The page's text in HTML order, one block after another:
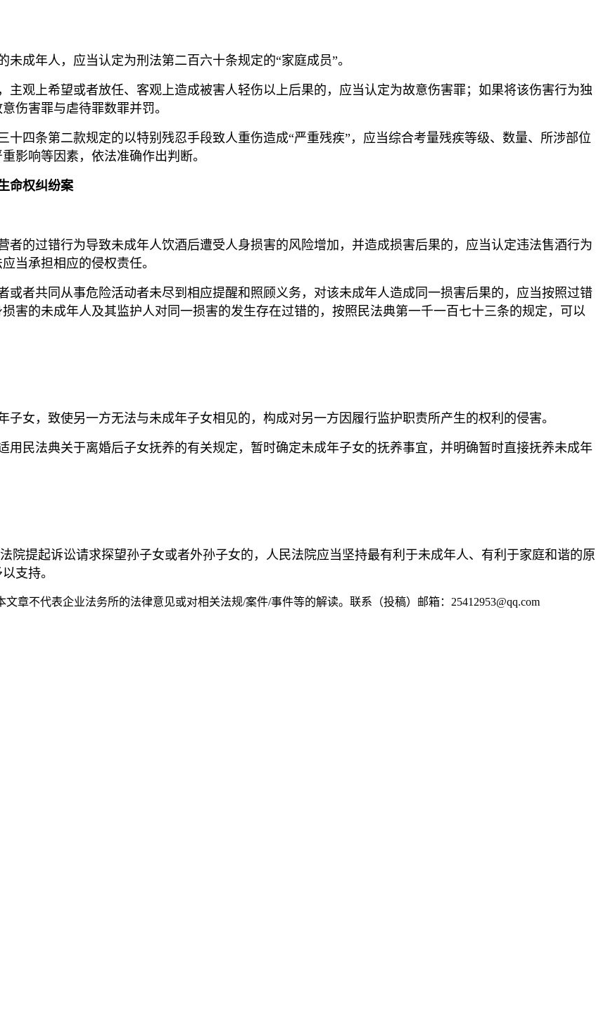
成年人，应当认定为刑法第二百六十条规定的“家庭成员”。
观上希望或者放任、客观上造成被害人轻伤以上后果的，应当认定为故意伤害罪；如果将该伤害行为独
伤害罪与虐待罪数罪并罚。
四条第二款规定的以特别残忍手段致人重伤造成“严重残疾”，应当综合考量残疾等级、数量、所涉部位
影响等因素，依法准确作出判断。
命权纠纷案
者的过错行为导致未成年人饮酒后遭受人身损害的风险增加，并造成损害后果的，应当认定违法售酒行为
当承担相应的侵权责任。
或者共同从事危险活动者未尽到相应提醒和照顾义务，对该未成年人造成同一损害后果的，应当按照过错
害的未成年人及其监护人对同一损害的发生存在过错的，按照民法典第一千一百七十三条的规定，可以
女，致使另一方无法与未成年子女相见的，构成对另一方因履行监护职责所产生的权利的侵害。
用民法典关于离婚后子女抚养的有关规定，暂时确定未成年子女的抚养事宜，并明确暂时直接抚养未成年
院提起诉讼请求探望孙子女或者外孙子女的，人民法院应当坚持最有利于未成年人、有利于家庭和谐的原
支持。
章不代表企业法务所的法律意见或对相关法规/案件/事件等的解读。联系（投稿）邮箱：25412953@qq.com